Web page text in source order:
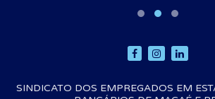
SINDICATO DOS EMPREGADOS EM